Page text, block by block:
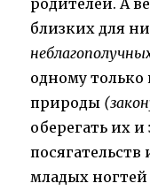
близких для
одному
природы
оберегать их
младых